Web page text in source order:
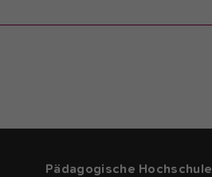
Pädagogische Hochschule